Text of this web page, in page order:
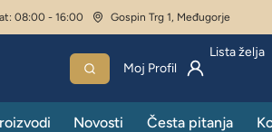
08:00 - 16:00 Gospin Trg 1, Međugorje
Lista želja
Moj Profil
Novosti Česta pitanja